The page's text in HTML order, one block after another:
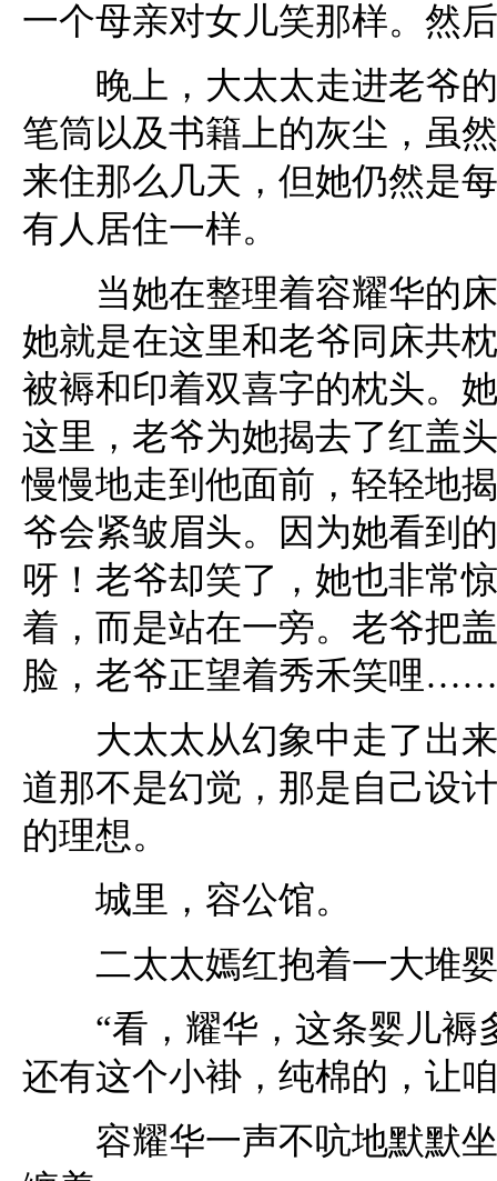
一个母亲对女儿笑那样。然
晚上，大太太走进老爷的
笔筒以及书籍上的灰尘，虽
来住那么几天，但她仍然是
有人居住一样。
当她在整理着容耀华的床
她就是在这里和老爷同床共
被褥和印着双喜字的枕头。
这里，老爷为她揭去了红盖
慢慢地走到他面前，轻轻地
爷会紧皱眉头。因为她看到
呀！老爷却笑了，她也非常
着，而是站在一旁。老爷把
脸，老爷正望着秀禾笑哩……
大太太从幻象中走了出来
道那不是幻觉，那是自己设
的理想。
城里，容公馆。
二太太嫣红抱着一大堆婴
“看，耀华，这条婴儿褥
还有这个小褂，纯棉的，让
容耀华一声不吭地默默坐